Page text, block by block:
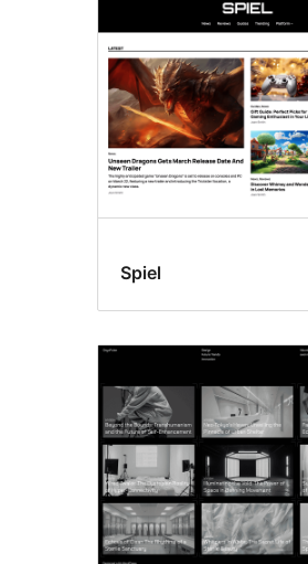
Spiel